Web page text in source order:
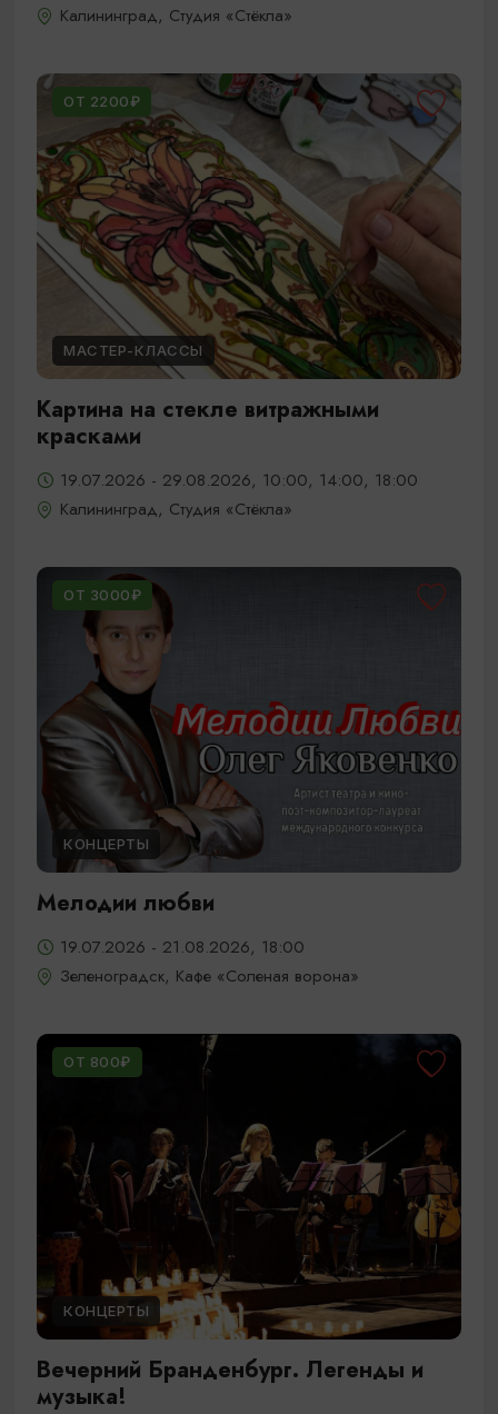
Калининград, Студия «Стёкла»
ОТ 2200₽
МАСТЕР-КЛАССЫ
Картина на стекле витражными
красками
19.07.2026 - 29.08.2026, 10:00, 14:00, 18:00
Калининград, Студия «Стёкла»
ОТ 3000₽
КОНЦЕРТЫ
Мелодии любви
19.07.2026 - 21.08.2026, 18:00
Зеленоградск, Кафе «Соленая ворона»
ОТ 800₽
КОНЦЕРТЫ
Вечерний Бранденбург. Легенды и
музыка!